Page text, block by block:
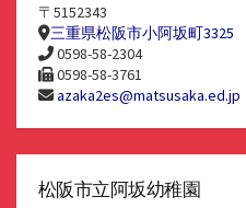
〒5152343
三重県松阪市小阿坂町3325
0598-58-2304
0598-58-3761
azaka2es@matsusaka.ed.jp
松阪市立阿坂幼稚園